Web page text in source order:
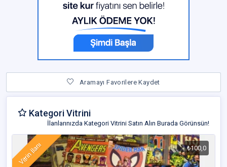
Aramayı Favorilere Kaydet
Kategori Vitrini
İlanlarınızda Kategori Vitrini Satın Alın Burada Görünsün!
Vitrin İlanı ₺100,0